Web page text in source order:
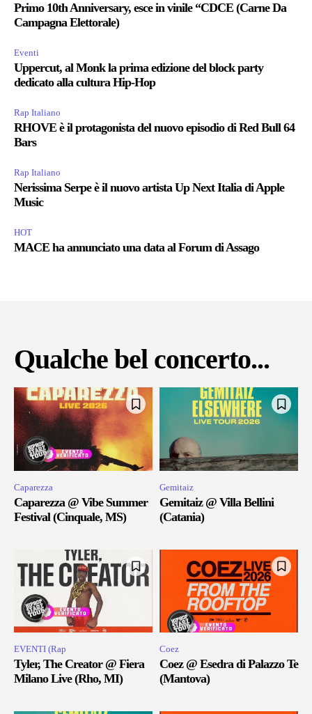
Primo 10th Anniversary, esce in vinile “CDCE (Carne Da
Campagna Elettorale)
Eventi
Uppercut, al Monk la prima edizione del block party
dedicato alla cultura Hip-Hop
Rap Italiano
RHOVE è il protagonista del nuovo episodio di Red Bull 64
Bars
Rap Italiano
Nerissima Serpe è il nuovo artista Up Next Italia di Apple
Music
HOT
MACE ha annunciato una data al Forum di Assago
Qualche bel concerto...
Caparezza
Caparezza @ Vibe Summer
Festival (Cinquale, MS)
Gemitaiz
Gemitaiz @ Villa Bellini
(Catania)
EVENTI (Rap
Tyler, The Creator @ Fiera
Milano Live (Rho, MI)
Coez
Coez @ Esedra di Palazzo Te
(Mantova)